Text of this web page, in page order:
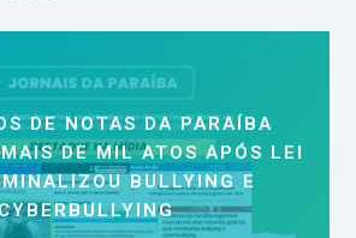
DE NOTAS DA PARAÍBA
DE MIL ATOS APÓS LEI
BULLYING E